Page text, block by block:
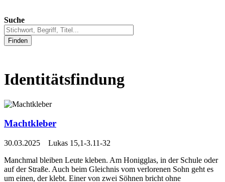
Suche
Finden
Identitätsfindung
Machtkleber
30.03.2025 Lukas 15,1-3.11-32
Manchmal bleiben Leute kleben. Am Honigglas, in der Schule oder
auf der Straße. Auch beim Gleichnis vom verlorenen Sohn geht es
um einen, der klebt. Einer von zwei Söhnen bricht ohne